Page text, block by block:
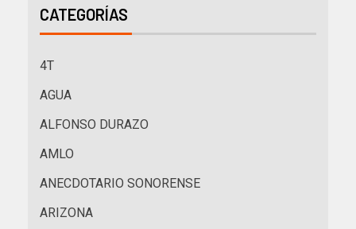
CATEGORÍAS
4T
AGUA
ALFONSO DURAZO
AMLO
ANECDOTARIO SONORENSE
ARIZONA